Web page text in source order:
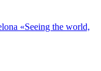
«Seeing the world,